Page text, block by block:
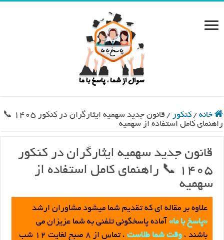
خانه / کنکور /
قانون جدید سهمیه ایثارگران در کنکور 1405 📞
راهنمای کامل استفاده از سهمیه
قانون جدید سهمیه ایثارگران در کنکور
1405 📞 راهنمای کامل استفاده از
سهمیه
علاوه بر مقاله اي که تقديم شما ميشود مشاوران ارشد
«پاسخ با ما» آماده پاسخگوئي تلفني به شما عزيزان مي
باشند ،وقت شما طلاست
، تماس از 8 صبح لغايت 12 شب